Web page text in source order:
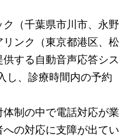
（千葉県市川市、永野
ンク（東京都港区、松
する自動音声応答シス
し、診療時間内の予約
制の中で電話対応が業
の対応に支障が出てい